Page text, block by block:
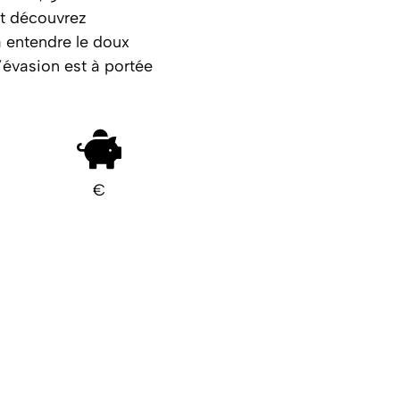
découvrez
le doux
est à portée
€